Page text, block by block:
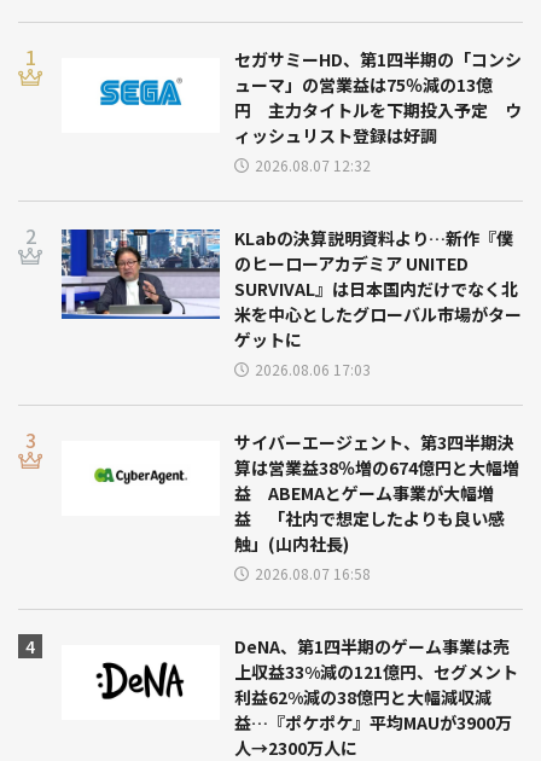
セガサミーHD、第1四半期の「コンシ
ューマ」の営業益は75％減の13億
円 主力タイトルを下期投入予定 ウ
ィッシュリスト登録は好調
2026.08.07 12:32
KLabの決算説明資料より…新作『僕
のヒーローアカデミア UNITED
SURVIVAL』は日本国内だけでなく北
米を中心としたグローバル市場がター
ゲットに
2026.08.06 17:03
サイバーエージェント、第3四半期決
算は営業益38％増の674億円と大幅増
益 ABEMAとゲーム事業が大幅増
益 「社内で想定したよりも良い感
触」(山内社長)
2026.08.07 16:58
DeNA、第1四半期のゲーム事業は売
上収益33%減の121億円、セグメント
利益62%減の38億円と大幅減収減
益…『ポケポケ』平均MAUが3900万
人→2300万人に